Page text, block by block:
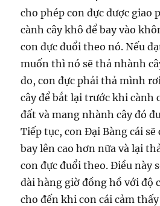
cho phép con đực được giao
cành cây khô để bay vào
con đực đuổi theo nó. Nếu
muốn thì nó sẽ thả nhành
do, con đực phải thả mình
cây để bắt lại trước khi cành
đất và mang nhành cây đó
Tiếp tục, con Đại Bàng cái sẽ
bay lên cao hơn nữa và lại
con đực đuổi theo. Điều này
dài hàng giờ đồng hồ với độ
cho đến khi con cái cảm